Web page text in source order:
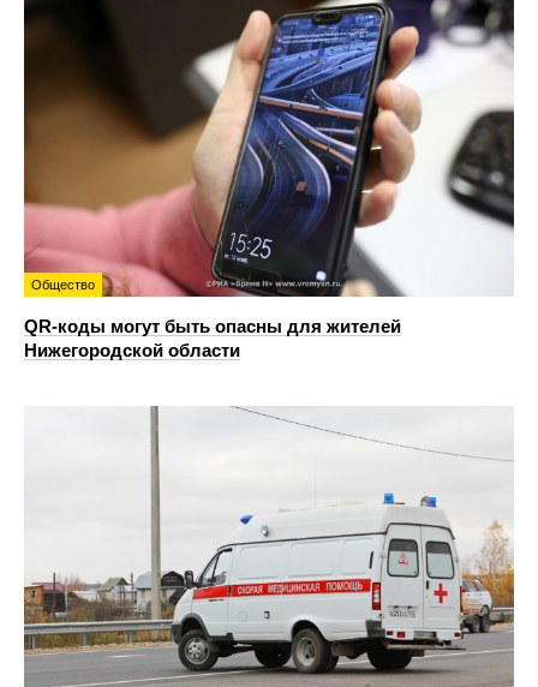
Общество
QR-коды могут быть опасны для жителей
Нижегородской области